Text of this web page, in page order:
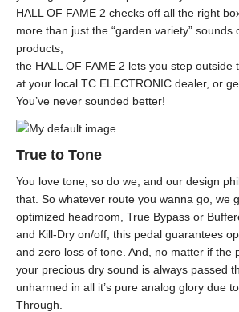
HALL OF FAME 2 checks off all the right
more than just the “garden variety” sounds
products,
the HALL OF FAME 2 lets you step outside
at your local TC ELECTRONIC dealer, or
You’ve never sounded better!
True to Tone
You love tone, so do we, and our design
that. So whatever route you wanna go, we
optimized headroom, True Bypass or
and Kill-Dry on/off, this pedal guarantees
and zero loss of tone. And, no matter if the
your precious dry sound is always passed
unharmed in all it’s pure analog glory due
Through.